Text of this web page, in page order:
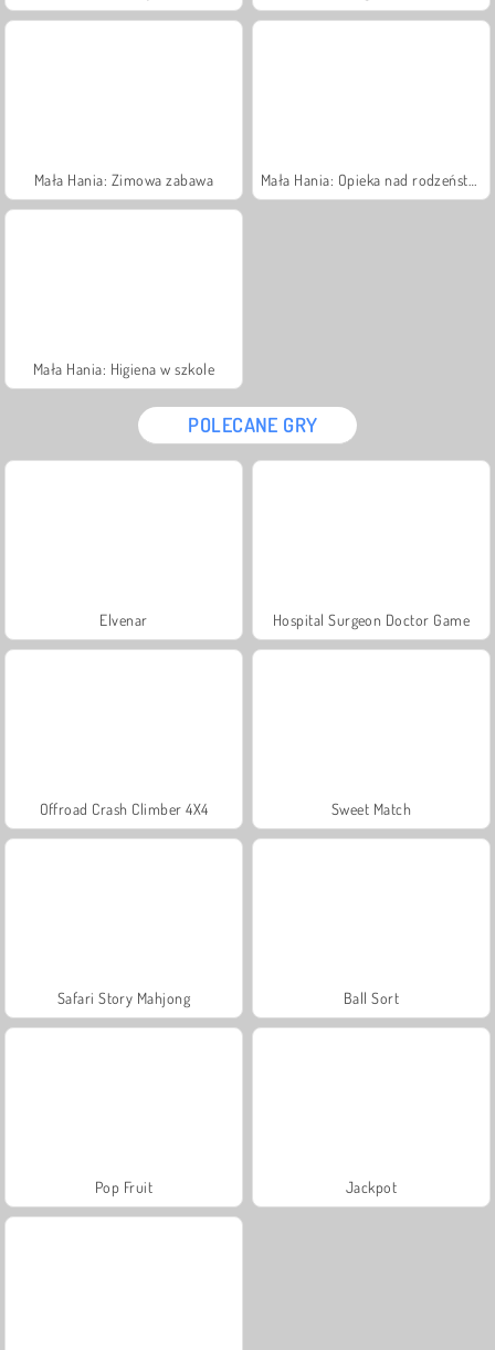
Mała Hania: Zimowa zabawa
Mała Hania: Higiena w szkole
POLECANE GRY
Elvenar Hospital Surgeon Doctor Game
Offroad Crash Climber 4X4 Sweet Match
Safari Story Mahjong Ball Sort
Pop Fruit Jackpot